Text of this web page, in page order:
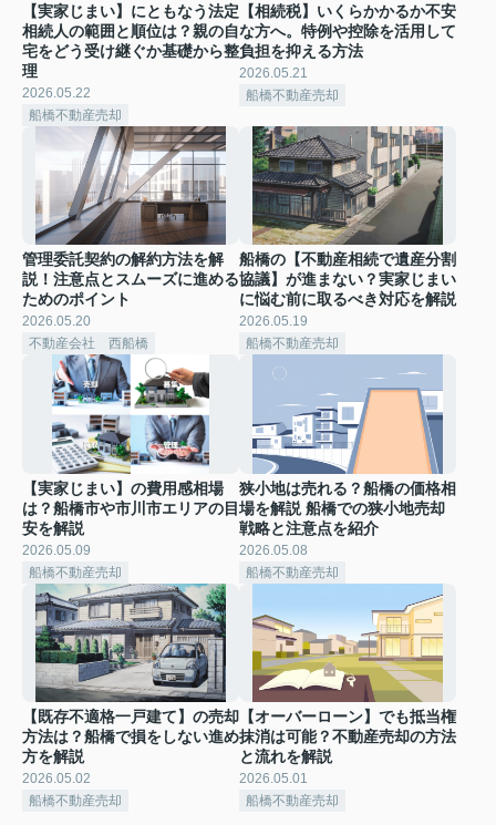
【実家じまい】にともなう法定
相続人の範囲と順位は？親の自
宅をどう受け継ぐか基礎から整
理
2026.05.22
船橋不動産売却
【相続税】いくらかかるか不安
な方へ。特例や控除を活用して
負担を抑える方法
2026.05.21
船橋不動産売却
管理委託契約の解約方法を解
説！注意点とスムーズに進める
ためのポイント
2026.05.20
不動産会社 西船橋
船橋の【不動産相続で遺産分割
協議】が進まない？実家じまい
に悩む前に取るべき対応を解説
2026.05.19
船橋不動産売却
【実家じまい】の費用感相場
は？船橋市や市川市エリアの目
安を解説
2026.05.09
船橋不動産売却
狭小地は売れる？船橋の価格相
場を解説 船橋での狭小地売却
戦略と注意点を紹介
2026.05.08
船橋不動産売却
【既存不適格一戸建て】の売却
方法は？船橋で損をしない進め
方を解説
2026.05.02
船橋不動産売却
【オーバーローン】でも抵当権
抹消は可能？不動産売却の方法
と流れを解説
2026.05.01
船橋不動産売却